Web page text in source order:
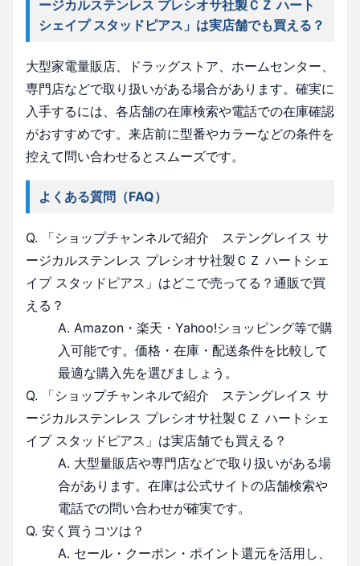
ージカルステンレス プレシオサ社製ＣＺ ハート
シェイプ スタッドピアス」は実店舗でも買える？
大型家電量販店、ドラッグストア、ホームセンター、
専門店などで取り扱いがある場合があります。確実に
入手するには、各店舗の在庫検索や電話での在庫確認
がおすすめです。来店前に型番やカラーなどの条件を
控えて問い合わせるとスムーズです。
よくある質問（FAQ）
Q. 「ショップチャンネルで紹介 ステングレイス サ
ージカルステンレス プレシオサ社製ＣＺ ハートシェ
イプ スタッドピアス」はどこで売ってる？通販で買
える？
A. Amazon・楽天・Yahoo!ショッピング等で購
入可能です。価格・在庫・配送条件を比較して
最適な購入先を選びましょう。
Q. 「ショップチャンネルで紹介 ステングレイス サ
ージカルステンレス プレシオサ社製ＣＺ ハートシェ
イプ スタッドピアス」は実店舗でも買える？
A. 大型量販店や専門店などで取り扱いがある場
合があります。在庫は公式サイトの店舗検索や
電話での問い合わせが確実です。
Q. 安く買うコツは？
A. セール・クーポン・ポイント還元を活用し、